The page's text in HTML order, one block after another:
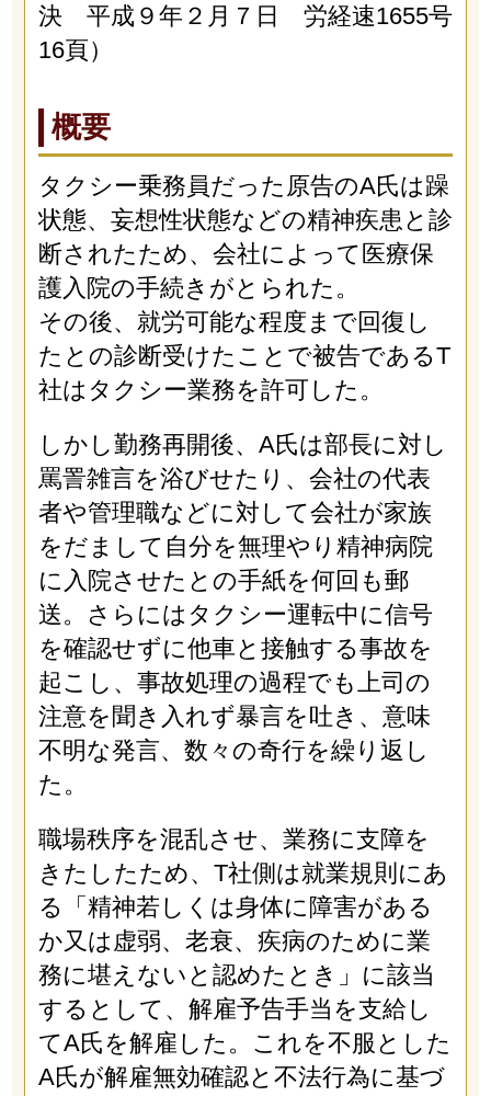
決 平成９年２月７日 労経速1655号
16頁）
概要
タクシー乗務員だった原告のA氏は躁
状態、妄想性状態などの精神疾患と診
断されたため、会社によって医療保
護入院の手続きがとられた。
その後、就労可能な程度まで回復し
たとの診断受けたことで被告であるT
社はタクシー業務を許可した。
しかし勤務再開後、A氏は部長に対し
罵詈雑言を浴びせたり、会社の代表
者や管理職などに対して会社が家族
をだまして自分を無理やり精神病院
に入院させたとの手紙を何回も郵
送。さらにはタクシー運転中に信号
を確認せずに他車と接触する事故を
起こし、事故処理の過程でも上司の
注意を聞き入れず暴言を吐き、意味
不明な発言、数々の奇行を繰り返し
た。
職場秩序を混乱させ、業務に支障を
きたしたため、T社側は就業規則にあ
る「精神若しくは身体に障害がある
か又は虚弱、老衰、疾病のために業
務に堪えないと認めたとき」に該当
するとして、解雇予告手当を支給し
てA氏を解雇した。これを不服とした
A氏が解雇無効確認と不法行為に基づ